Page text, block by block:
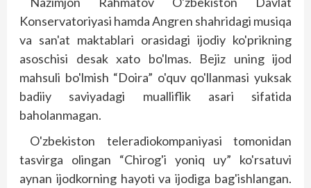
Konservatoriyasi hamda Angren shahridagi musiqa
va san'at maktablari orasidagi ijodiy ko'prikning
asoschisi desak xato bo'lmas. Bejiz uning ijod
mahsuli bo'lmish “Doira” o'quv qo'llanmasi yuksak
badiiy saviyadagi mualliflik asari sifatida
baholanmagan.
O'zbekiston teleradiokompaniyasi tomonidan
tas­virga olingan “Chirog'i yoniq uy” ko'rsatuvi
aynan ijodkorning hayoti va ijodiga bag'ishlangan.